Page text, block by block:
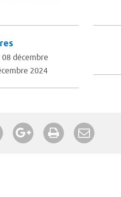
08 décembre
2024
sur Facebook
Partager sur TwitterPartager sur Google+
Imprimer